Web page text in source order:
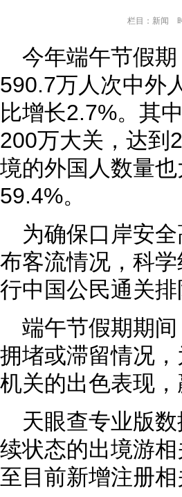
栏目：新闻
今年端午节假
590.7万人次中外
比增长2.7%。其
200万大关，达到
境的外国人数量
59.4%。
为确保口岸安
布客流情况，科
行中国公民通关
端午节假期期
拥堵或滞留情况
机关的出色表现
天眼查专业版
续状态的出境游
至目前新增注册